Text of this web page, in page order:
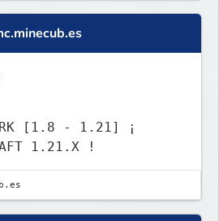
[1.8 - 1.21] ¡
1.21.X !